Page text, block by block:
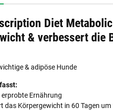
Diet
& verbessert die
& adipöse Hunde
erprobte Ernährung
das Körpergewicht in 60 Tagen um